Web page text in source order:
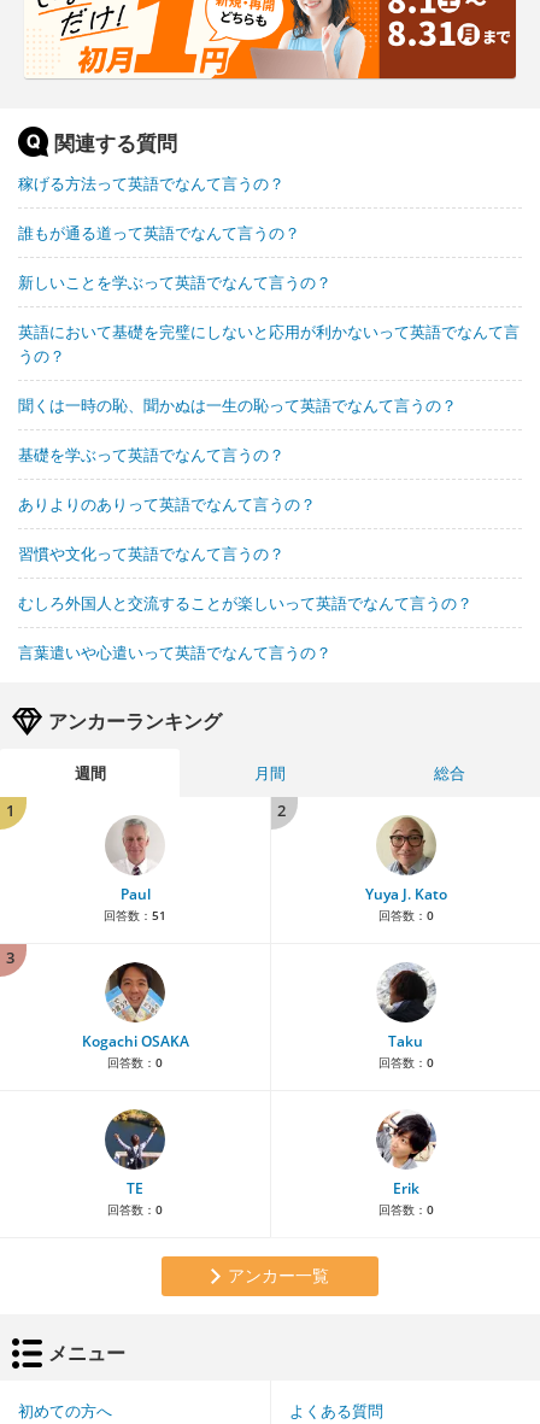
関連する質問
稼げる方法って英語でなんて言うの？
誰もが通る道って英語でなんて言うの？
新しいことを学ぶって英語でなんて言うの？
英語において基礎を完璧にしないと応用が利かないって英語でなんて言
うの？
聞くは一時の恥、聞かぬは一生の恥って英語でなんて言うの？
基礎を学ぶって英語でなんて言うの？
ありよりのありって英語でなんて言うの？
習慣や文化って英語でなんて言うの？
むしろ外国人と交流することが楽しいって英語でなんて言うの？
言葉遣いや心遣いって英語でなんて言うの？
アンカーランキング
週間 月間
総合
1
Paul
回答数： 51
2
Yuya J. Kato
回答数： 0
3
Kogachi OSAKA
回答数： 0
Taku
回答数： 0
TE
回答数： 0
Erik
回答数： 0
アンカー一覧
メニュー
初めての方へ よくある質問